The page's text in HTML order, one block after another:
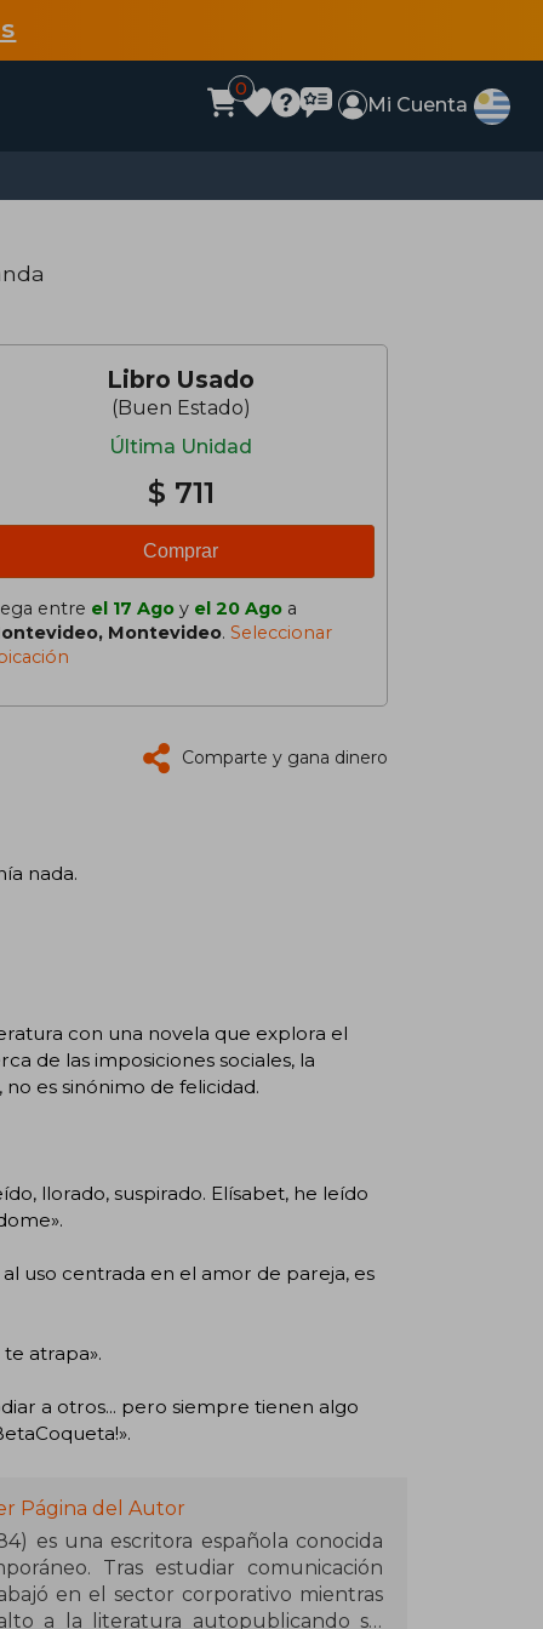
0
Mi Cuenta
Libro Usado
(Buen Estado)
Última Unidad
$ 711
Comprar
entre el 17 Ago y el 20 Ago a
Montevideo. Seleccionar
Comparte y gana dinero
nada.
con una novela que explora el
de las imposiciones sociales, la
es sinónimo de felicidad.
llorado, suspirado. Elísabet, he leído
uso centrada en el amor de pareja, es
atrapa».
a otros... pero siempre tienen algo
Página del Autor
es una escritora española conocida
Tras estudiar comunicación
en el sector corporativo mientras
a la literatura autopublicando su